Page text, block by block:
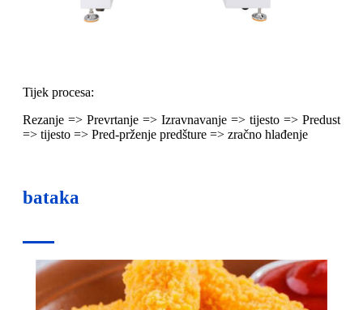
Tijek procesa:
Rezanje => Prevrtanje => Izravnavanje => tijesto => Predust
=> tijesto => Pred-prženje predšture => zračno hlađenje
bataka